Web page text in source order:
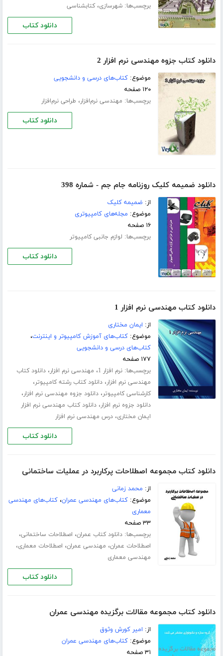
برچسب‌ها:شهرسازی،کتابشناسی
دانلود کتاب
دانلود کتاب جزوه مهندسی نرم افزار 2
موضوع:کتاب‌های درسی و دانشجویی
۱۲۰ صفحه
برچسب‌ها: مهندسی نرم‌افزار، طراحی نرم‌افزار
دانلود کتاب
دانلود ضمیمه کلیک روزنامه جام جم - شماره 398
از: ضمیمه کلیک
موضوع: مجله‌های کامپیوتری
۱۶ صفحه
برچسب‌ها: لوازم جانبی کامپیوتر
دانلود کتاب
دانلود کتاب مهندسی نرم افزار 1
از: ایمان مختاری
موضوع:کتاب‌های آموزش کامپیوتر و اینترنت،
کتاب‌های درسی و دانشجویی
۱۷۷ صفحه
برچسب‌ها:نرم افزار 1 ، مهندسی نرم افزار،دانلود کتاب
مهندسی نرم افزار،دانلود کتاب رشته کامپیوتر،
کارشناسی کامپیوتر،دانلود جزوه مهندسی نرم افزار،
دانلود جزوه نرم افزار،دانلود کتاب مهندسی نرم افزار
ایمان مختاری،درس مهندسی نرم افزار
دانلود کتاب
دانلود کتاب مجموعه اصطلاحات پرکاربرد در عملیات ساختمانی
از: محمد زمانی
موضوع:کتاب‌های مهندسی عمران،کتاب‌های مهندسی
معماری
۳۳ صفحه
برچسب‌ها:دانلود کتاب عمران، اصطلاحات ساختمانی،
اصطلاحات عمران، مهندسی عمران، اصطلاحات معماری،
مهندسی معماری
دانلود کتاب
دانلود کتاب مجموعه مقالات برگزیده مهندسی عمران
از: امیر کورش وثوق
موضوع:کتاب‌های مهندسی عمران
۳۱ صفحه